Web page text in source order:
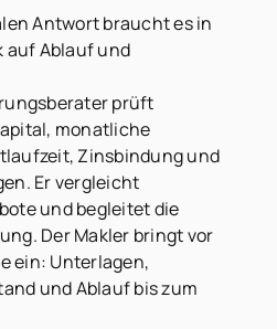
Antwort braucht es in
auf Ablauf und
prüft
monatliche
Zinsbindung und
Er vergleicht
und begleitet die
Der Makler bringt vor
ein: Unterlagen,
und Ablauf bis zum